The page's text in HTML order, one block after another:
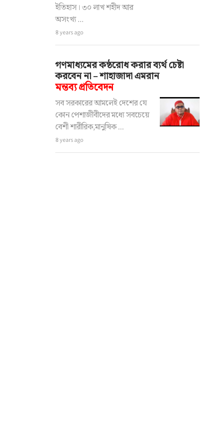
ইতিহাস। ৩০ লাখ শহীদ আর
অসংখ্য ...
৪ years ago
গণমাধ্যমের কন্ঠরোধ করার ব্যর্থ চেষ্টা
করবেন না – শাহাজাদা এমরান
মন্তব্য প্রতিবেদন
সব সরকারের আমলেই দেশের যে
কোন পেশাজীবীদের মধ্যে সবচেয়ে
বেশী শারীরিক,মানুষিক ...
৪ years ago